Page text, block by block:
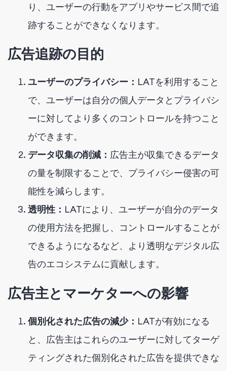
り、ユーザーの行動をアプリやサービス間で追
跡することができなくなります。
広告追跡の目的
ユーザーのプライバシー： LATを利用すること
で、ユーザーは自分の個人データとプライバシ
ーに対してより多くのコントロールを持つこと
ができます。
データ収集の削減： 広告主が収集できるデータ
の量を制限することで、プライバシー侵害の可
能性を減らします。
透明性： LATにより、ユーザーが自分のデータ
の使用方法を把握し、コントロールすることが
できるようになるなど、より透明なデジタル広
告のエコシステムに貢献します。
広告主とマーケターへの影響
個別化された広告の減少： LATが有効になる
と、広告主はこれらのユーザーに対してターゲ
ティングされた個別化された広告を提供できな